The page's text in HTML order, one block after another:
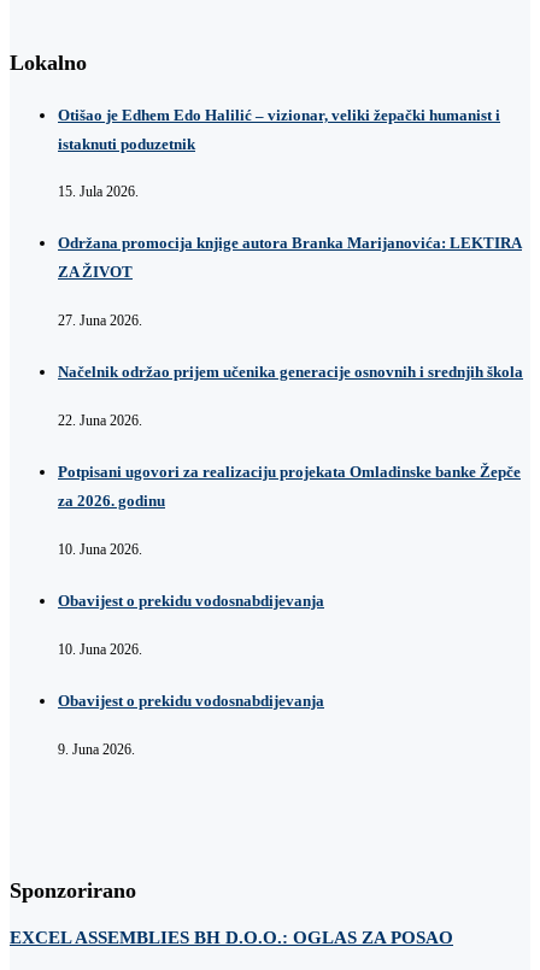
Lokalno
Otišao je Edhem Edo Halilić – vizionar, veliki žepački humanist i
istaknuti poduzetnik
15. Jula 2026.
Održana promocija knjige autora Branka Marijanovića: LEKTIRA
ZA ŽIVOT
27. Juna 2026.
Načelnik održao prijem učenika generacije osnovnih i srednjih škola
22. Juna 2026.
Potpisani ugovori za realizaciju projekata Omladinske banke Žepče
za 2026. godinu
10. Juna 2026.
Obavijest o prekidu vodosnabdijevanja
10. Juna 2026.
Obavijest o prekidu vodosnabdijevanja
9. Juna 2026.
Sponzorirano
EXCEL ASSEMBLIES BH D.O.O.: OGLAS ZA POSAO